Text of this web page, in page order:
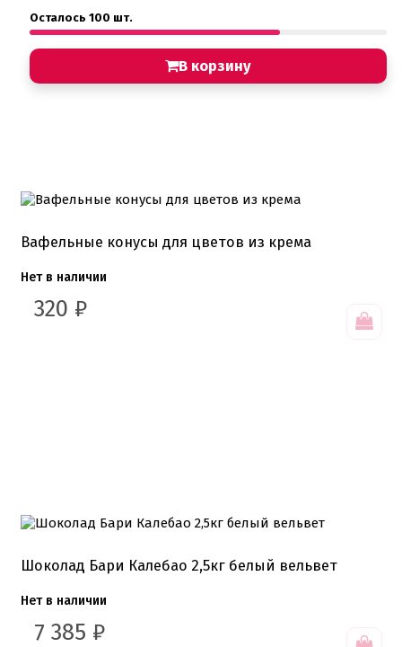
Осталось 100 шт.
В корзину
Вафельные конусы для цветов из крема
Нет в наличии
320 ₽
Шоколад Бари Калебао 2,5кг белый вельвет
Нет в наличии
7 385 ₽